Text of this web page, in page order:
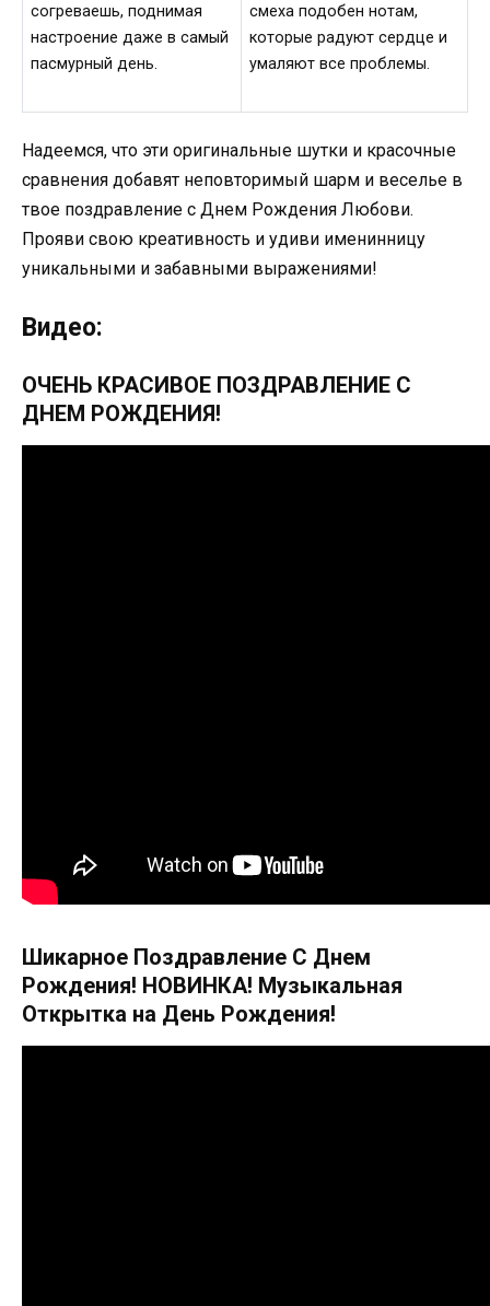
согреваешь, поднимая
настроение даже в самый
пасмурный день.
смеха подобен нотам,
которые радуют сердце и
умаляют все проблемы.
Надеемся, что эти оригинальные шутки и красочные
сравнения добавят неповторимый шарм и веселье в
твое поздравление с Днем Рождения Любови.
Прояви свою креативность и удиви именинницу
уникальными и забавными выражениями!
Видео:
ОЧЕНЬ КРАСИВОЕ ПОЗДРАВЛЕНИЕ С
ДНЕМ РОЖДЕНИЯ!
Шикарное Поздравление С Днем
Рождения! НОВИНКА! Музыкальная
Открытка на День Рождения!